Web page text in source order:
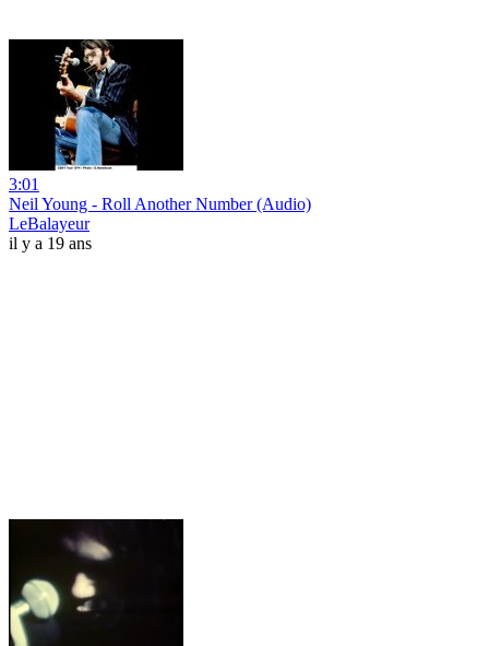
3:01
Neil Young - Roll Another Number (Audio)
LeBalayeur
il y a 19 ans